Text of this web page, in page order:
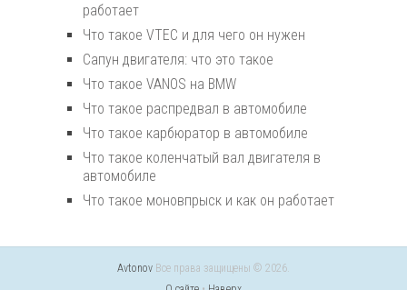
работает
Что такое VTEC и для чего он нужен
Сапун двигателя: что это такое
Что такое VANOS на BMW
Что такое распредвал в автомобиле
Что такое карбюратор в автомобиле
Что такое коленчатый вал двигателя в
автомобиле
Что такое моновпрыск и как он работает
AvtonovВсе права защищены © 2026.